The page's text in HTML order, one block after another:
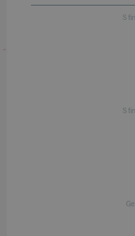
S
S